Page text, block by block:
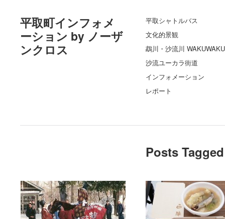
平取町インフォメ
ーション by ノーザ
ンクロス
平取シャトルバス
文化的景観
鵡川・沙流川 WAKUWAKU
沙流ユーカラ街道
インフォメーション
レポート
Posts